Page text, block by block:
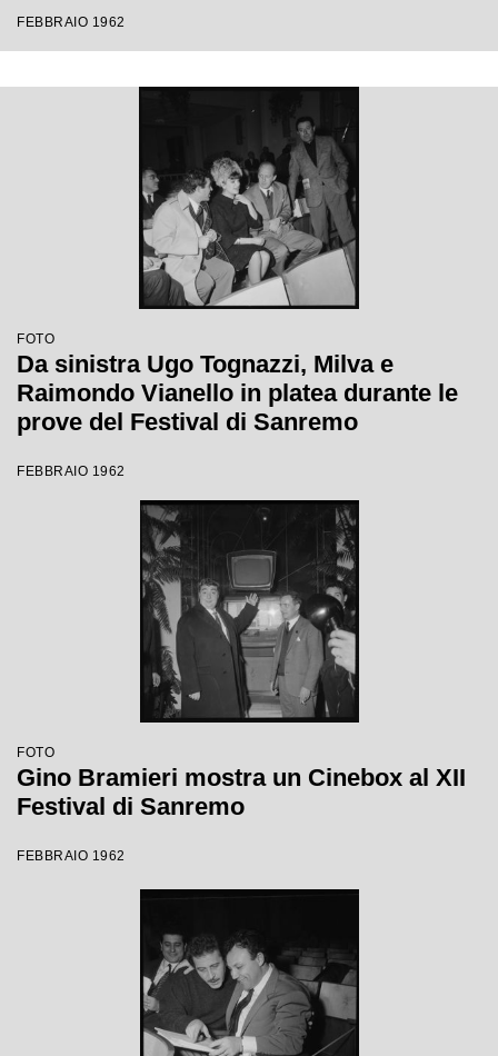
FEBBRAIO 1962
FOTO
Da sinistra Ugo Tognazzi, Milva e
Raimondo Vianello in platea durante le
prove del Festival di Sanremo
FEBBRAIO 1962
FOTO
Gino Bramieri mostra un Cinebox al XII
Festival di Sanremo
FEBBRAIO 1962